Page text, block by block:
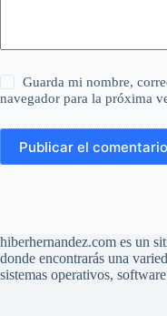
Guarda mi nombre,
navegador para la próxima
Publicar el comentario
hiberhernandez.com es un
donde encontrarás una
sistemas operativos,